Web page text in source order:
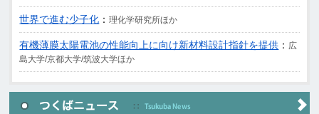
世界で進む少子化 ：理化学研究所ほか
有機薄膜太陽電池の性能向上に向け新材料設計指針を提供 ： 広
島大学/京都大学/筑波大学ほか